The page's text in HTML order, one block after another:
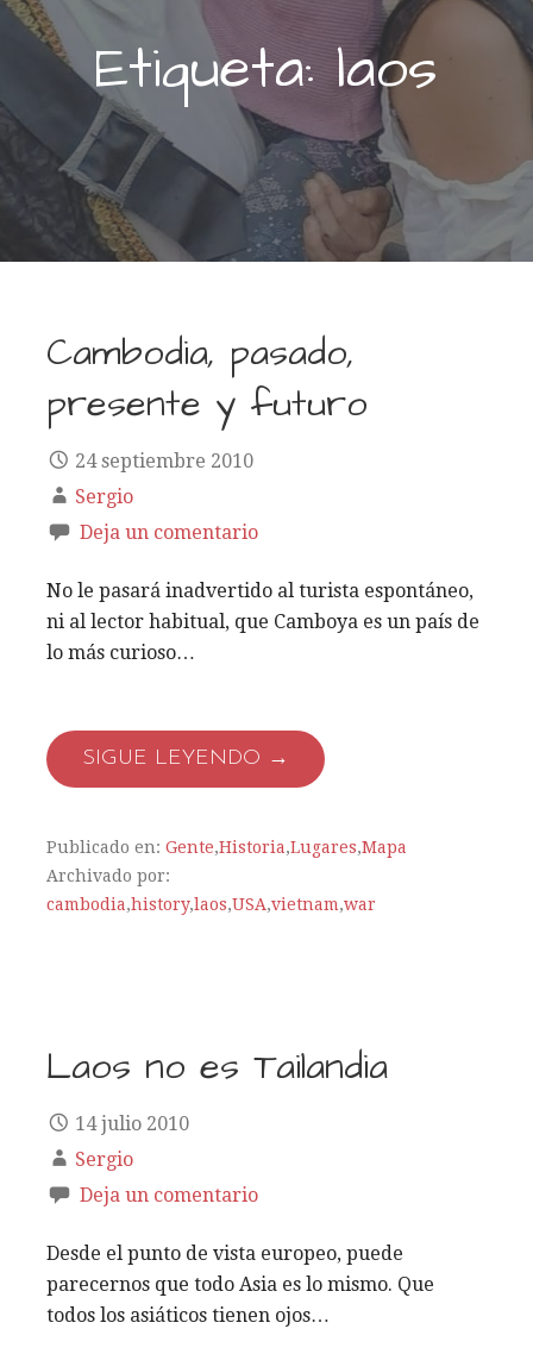
Etiqueta: laos
Cambodia, pasado,
presente y futuro
24 septiembre 2010
Sergio
Deja un comentario
No le pasará inadvertido al turista espontáneo,
ni al lector habitual, que Camboya es un país de
lo más curioso…
SIGUE LEYENDO →
Publicado en: Gente,Historia,Lugares,Mapa
Archivado por:
cambodia,history,laos,USA,vietnam,war
Laos no es Tailandia
14 julio 2010
Sergio
Deja un comentario
Desde el punto de vista europeo, puede
parecernos que todo Asia es lo mismo. Que
todos los asiáticos tienen ojos…